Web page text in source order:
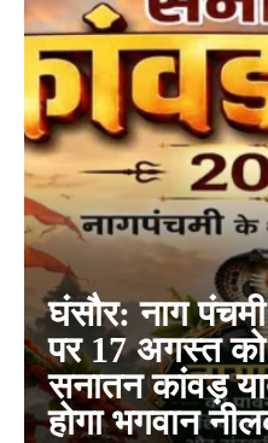
घंसौर: नाग
पर 17 अगस्त
सनातन कांवड़
होगा भगवान